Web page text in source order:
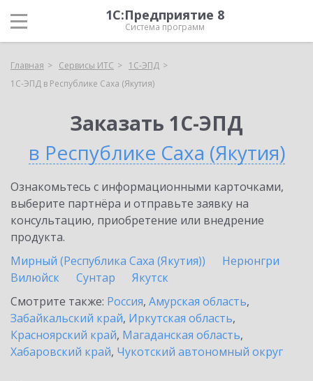
1С:Предприятие 8
Система программ
Главная Сервисы ИТС
1С-ЭПД
1С-ЭПД в Республике Саха (Якутия)
Заказать 1С-ЭПД
в Республике Саха (Якутия)
Ознакомьтесь с информационными карточками,
выберите партнёра и отправьте заявку на
консультацию, приобретение или внедрение
продукта.
Мирный (Республика Саха (Якутия))
Нерюнгри
Вилюйск
Сунтар
Якутск
Смотрите также: Россия, Амурская область,
Забайкальский край, Иркутская область,
Красноярский край, Магаданская область,
Хабаровский край, Чукотский автономный округ